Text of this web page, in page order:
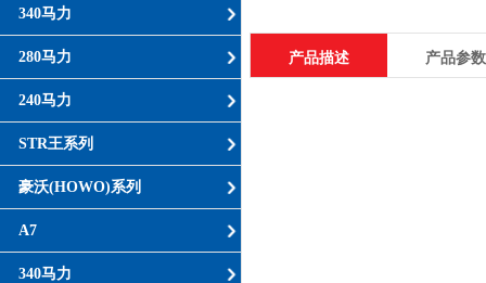
340马力
280马力
240马力
STR王系列
豪沃(HOWO)系列
A7
340马力
产品描述 产品参数